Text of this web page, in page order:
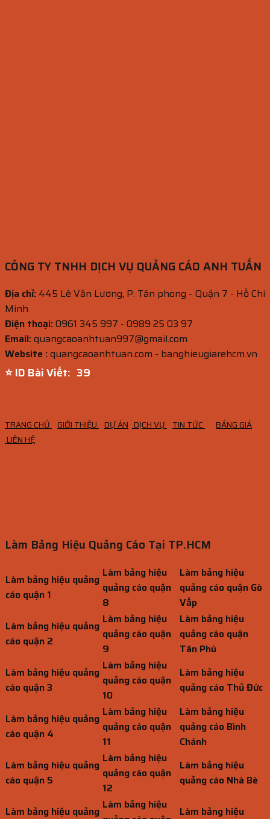
CÔNG TY TNHH DỊCH VỤ QUẢNG CÁO ANH TUẤN
Địa chỉ: 445 Lê Văn Lương, P. Tân phong - Quận 7 - Hồ Chí
Minh
Điện thoại:0961 345 997 - 0989 25 03 97
Email:quangcaoanhtuan997@gmail.com
Website :quangcaoanhtuan.com - banghieugiarehcm.vn
⭐ ID Bài Viết: 38
TRANG CHỦ GIỚI THIỆU DỰ ÁN DỊCH VỤ TIN TỨC
BẢNG GIÁ
LIÊN HỆ
Làm Bảng Hiệu Quảng Cáo Tại TP.HCM
Làm bảng hiệu quảng
cáo quận 1
Làm bảng hiệu
quảng cáo quận
8
Làm bảng hiệu
quảng cáo quận Gò
Vấp
Làm bảng hiệu quảng
cáo quận 2
Làm bảng hiệu
quảng cáo quận
9
Làm bảng hiệu
quảng cáo quận
Tân Phú
Làm bảng hiệu quảng
cáo quận 3
Làm bảng hiệu
quảng cáo quận
10
Làm bảng hiệu
quảng cáo Thủ Đức
Làm bảng hiệu quảng
cáo quận 4
Làm bảng hiệu
quảng cáo quận
11
Làm bảng hiệu
quảng cáo Bình
Chánh
Làm bảng hiệu quảng
cáo quận 5
Làm bảng hiệu
quảng cáo quận
12
Làm bảng hiệu
quảng cáo Nhà Bè
Làm bảng hiệu quảng Làm bảng hiệu
Làm bảng hiệu